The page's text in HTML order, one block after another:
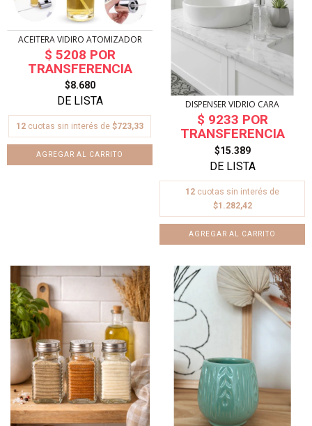
ACEITERA VIDIRO ATOMIZADOR
$8.680
12 cuotas sin interés de $723,33
AGREGAR AL CARRITO
DISPENSER VIDRIO CARA
$15.389
12 cuotas sin interés de
$1.282,42